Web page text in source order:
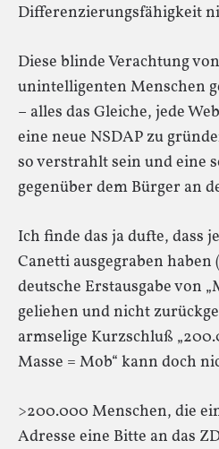
Differenzierungsfähigkeit
Diese blinde Verachtung
unintelligenten Menschen
– alles das Gleiche, jede
eine neue NSDAP zu
so verstrahlt sein und eine
gegenüber dem Bürger an
Ich finde das ja dufte, dass
Canetti ausgegraben haben
deutsche Erstausgabe von
geliehen und nicht
armselige Kurzschluß
Masse = Mob“ kann doch
>200.000 Menschen, die
Adresse eine Bitte an das